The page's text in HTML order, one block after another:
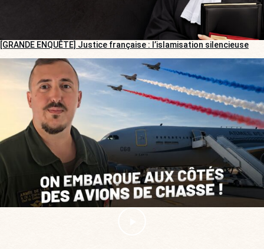
[GRANDE ENQUÊTE] Justice française : l’islamisation silencieuse